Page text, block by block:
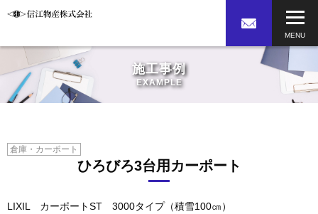
施工事例
EXAMPLE
倉庫・カーポート
ひろびろ3台用カーポート
LIXIL カーポートST 3000タイプ（積雪100㎝）